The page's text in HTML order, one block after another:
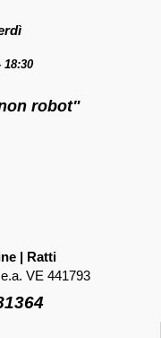
robot"
| Ratti
VE 441793